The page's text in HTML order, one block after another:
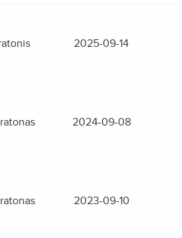
2025-09-14
2024-09-08
2023-09-10